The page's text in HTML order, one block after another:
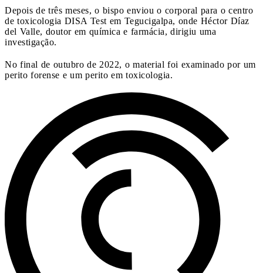
Depois de três meses, o bispo enviou o corporal para o centro
de toxicologia DISA Test em Tegucigalpa, onde Héctor Díaz
del Valle, doutor em química e farmácia, dirigiu uma
investigação.
No final de outubro de 2022, o material foi examinado por um
perito forense e um perito em toxicologia.